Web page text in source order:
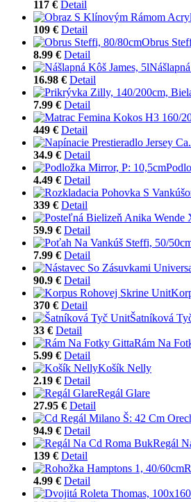
117 € Detail
109 € Detail
Obrus
8.99 € Detail
16.98 € Detail
7.99 € Detail
449 € Detail
34.9 € Detail
4.49 € Detail
339 € Detail
59.9 € Detail
7.99 € Detail
90.9 € Detail
370 € Detail
Šatníková
33 € Detail
Rám Na
5.99 € Detail
Košík Nelly
2.19 € Detail
Regál Glare
27.95 € Detail
94.9 € Detail
Regál
139 € Detail
4.99 € Detail